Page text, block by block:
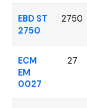
EBD ST
2750
2750
ECM
EM
0027
27